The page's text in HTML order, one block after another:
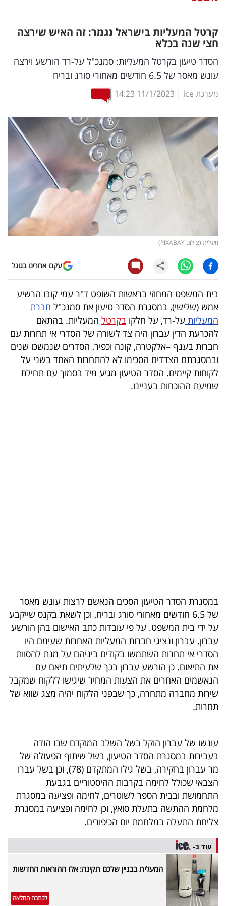
דיגיטל
וטק
שיווק
ופרסום
משפט
מדדים
ומחקרים
קריפטו
ויראלי
טלוויזיה
עסקי
ספורט
קריירה
ולימודים
המילון
הכלכלי
פודקאסט
40
UNDER
40
פעולה
דרושים
ניוזלטרים
מייל
אדום
קרטל המעליות בישראל נגמר: זה האיש שירצה
חצי שנה בכלא
הסדר טיעון בקרטל המעליות: סמנכ"ל על-רד הורשע וירצה
עונש מאסר של 6.5 חודשים מאחורי סורג ובריח
מערכת ice |
11/1/2023
14:23
מעלית (צילום PIXABAY)
עקבו אחרינו בגוגל
בית המשפט המחוזי בראשות השופט ד"ר עמי קובו הרשיע
אמש (שלישי), במסגרת הסדר טיעון את סמנכ"ל חברת
המעליות על-רד, על חלקו בקרטל המעליות. בהתאם
להכרעת הדין עברון היה צד לשורה של הסדרי אי תחרות עם
חברות בענף –אלקטרה, קונה וכפיר, הסדרים שנמשכו שנים
ובמסגרתם הצדדים הסכימו לא להתחרות האחד בשני על
לקוחות קיימים. הסדר הטיעון מגיע מיד בסמוך עם תחילת
שמיעת ההוכחות בעניינו.
במסגרת הסדר הטיעון הסכים הנאשם לרצות עונש מאסר
של 6.5 חודשים מאחורי סורג ובריח, וכן לשאת בקנס שייקבע
על ידי בית המשפט. על פי עובדות כתב האישום בהן הורשע
עברון, עברון ונציגי חברות המעליות האחרות שעימם היו
הסדרי אי תחרות השתמשו בקודים ביניהם על מנת להסוות
את התיאום. כן הורשע עברון בכך שלעיתים תיאם עם
הנאשמים האחרים את הצעות המחיר שיגישו ללקוח שמקבל
שירות מחברה מתחרה, כך שבפני הלקוח יהיה מצג שווא של
תחרות.
עונשו של עברון הוקל בשל השלב המוקדם שבו הודה
בעבירות במסגרת הסדר הטיעון, בשל שיתוף הפעולה של
מר עברון בחקירה, בשל גילו המתקדם (78), וכן בשל עברו
הצבאי שכולל לחימה בקרבות ההיסטוריים בגבעת
התחמושת ובבית הספר לשוטרים, לחימה ופציעה במסגרת
מלחמת ההתשה בתעלת סואץ, וכן לחימה ופציעה במסגרת
צליחת התעלה במלחמת יום הכיפורים.
עוד ב-
המעלית בבניין שלכם תקינה: אלו ההוראות החדשות
לכתבה המלאה